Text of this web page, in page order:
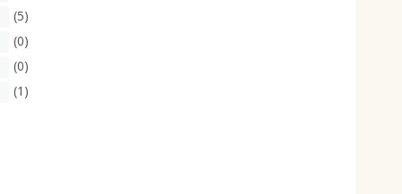
(5)
(0)
(0)
(1)